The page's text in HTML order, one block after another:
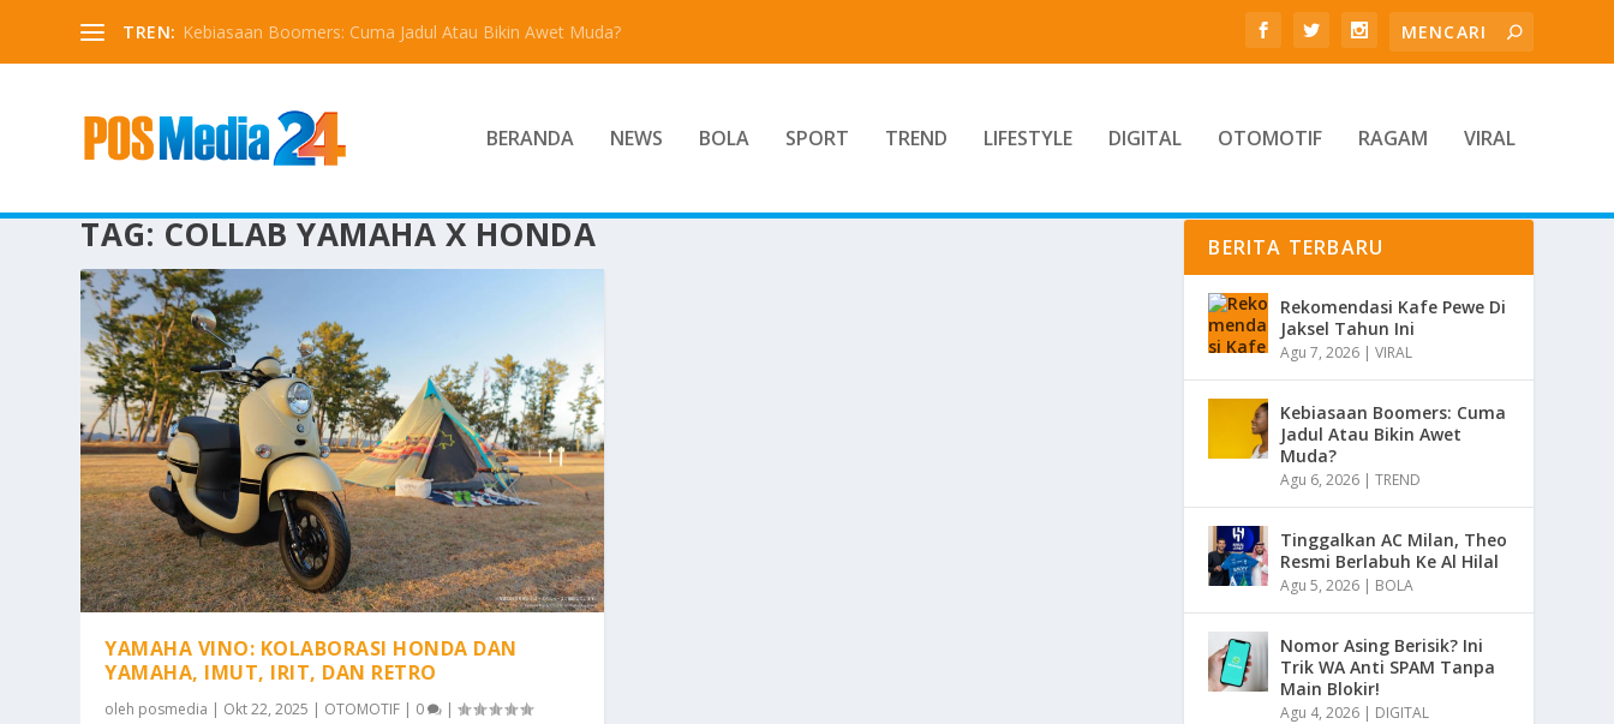
TREN: Kebiasaan Boomers: Cuma Jadul Atau Bikin Awet Muda?
BERANDA NEWS BOLA SPORT TREND LIFESTYLE DIGITAL OTOMOTIF RAGAM VIRAL
TAG: COLLAB YAMAHA X HONDA
YAMAHA VINO: KOLABORASI HONDA DAN
YAMAHA, IMUT, IRIT, DAN RETRO
oleh posmedia | Okt 22, 2025 | OTOMOTIF | 0 |
BERITA TERBARU
Rekomendasi Kafe Pewe Di
Jaksel Tahun Ini
Agu 7, 2026 |VIRAL
Kebiasaan Boomers: Cuma
Jadul Atau Bikin Awet
Muda?
Agu 6, 2026 |TREND
Tinggalkan AC Milan, Theo
Resmi Berlabuh Ke Al Hilal
Agu 5, 2026 | BOLA
Nomor Asing Berisik? Ini
Trik WA Anti SPAM Tanpa
Main Blokir!
Agu 4, 2026 | DIGITAL